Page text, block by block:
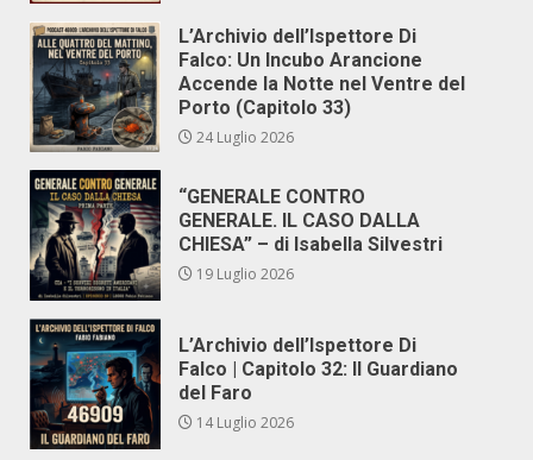
L’Archivio dell’Ispettore Di
Falco: Un Incubo Arancione
Accende la Notte nel Ventre del
Porto (Capitolo 33)
24 Luglio 2026
“GENERALE CONTRO
GENERALE. IL CASO DALLA
CHIESA” – di Isabella Silvestri
19 Luglio 2026
L’Archivio dell’Ispettore Di
Falco | Capitolo 32: Il Guardiano
del Faro
14 Luglio 2026